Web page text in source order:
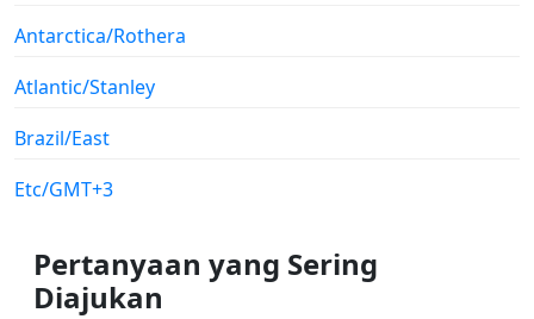
Antarctica/Rothera
Atlantic/Stanley
Brazil/East
Etc/GMT+3
Pertanyaan yang Sering
Diajukan